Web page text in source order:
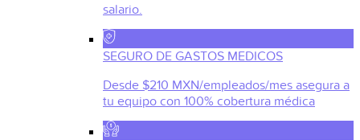
salario.
SEGURO DE GASTOS MEDICOS
Desde $210 MXN/empleados/mes asegura a
tu equipo con 100% cobertura médica